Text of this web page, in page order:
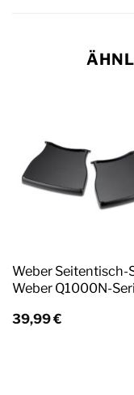
Weber Seitentisch-
Weber Q1000N-
39,99€